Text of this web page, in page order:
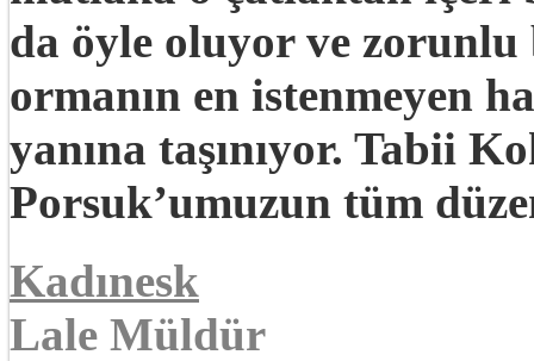
da öyle oluyor ve zorunlu
ormanın en istenmeyen
yanına taşınıyor. Tabii
Porsuk’umuzun tüm
Kadınesk
Lale Müldür